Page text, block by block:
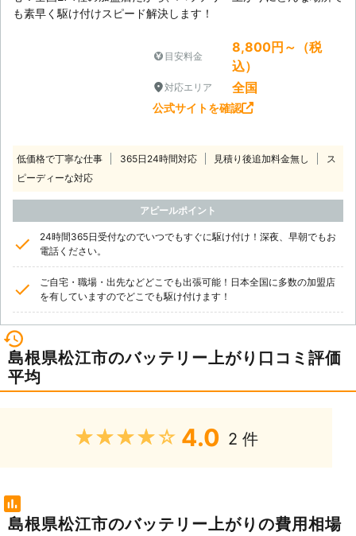
も素早く駆け付けスピード解決します！
目安料金
8,800円～（税
込）
対応エリア 全国
公式サイトを確認
低価格で丁寧な仕事 365日24時間対応 見積り後追加料金無し
ス
ピーディーな対応
アピールポイント
24時間365日受付なのでいつでもすぐに駆け付け！深夜、早朝でもお
電話ください。
ご自宅・職場・出先などどこでも出張可能！日本全国に多数の加盟店
を有していますのでどこでも駆け付けます！
島根県松江市のバッテリー上がり口コミ評価
平均
★★★★★ 4.0 2 件
島根県松江市のバッテリー上がりの費用相場